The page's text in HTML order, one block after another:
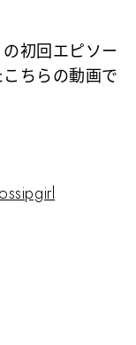
初回エピソー
ちらの動画で